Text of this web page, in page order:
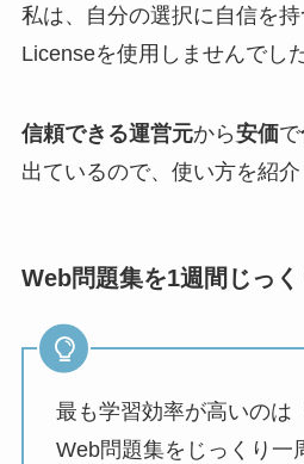
私は、自分の選択に自信を
Licenseを使用しませんでした
信頼できる運営元から安価で
出ているので、使い方を紹介
Web問題集を1週間じっく
最も学習効率が高いのは
Web問題集をじっくり一